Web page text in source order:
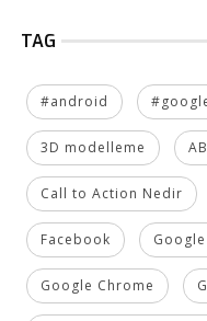
TAG
#android
3D modelleme
Call to Action Nedir
Facebook
Google Chrome